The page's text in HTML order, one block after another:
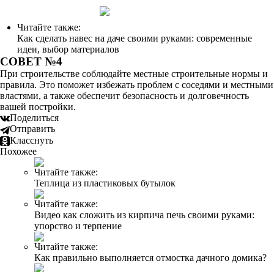
Читайте также:
Как сделать навес на даче своими руками: современные
идеи, выбор материалов
СОВЕТ №4
При строительстве соблюдайте местные строительные нормы и
правила. Это поможет избежать проблем с соседями и местными
властями, а также обеспечит безопасность и долговечность
вашей постройки.
Поделиться
Отправить
Класснуть
Похожее
Читайте также:
Теплица из пластиковых бутылок
Читайте также:
Видео как сложить из кирпича печь своими руками:
упорство и терпение
Читайте также:
Как правильно выполняется отмостка дачного домика?